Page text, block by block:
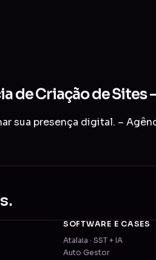
de Criação de Sites
sua presença digital. –
SOFTWARE E CASES
Atalaia · SST + IA
Auto Gestor